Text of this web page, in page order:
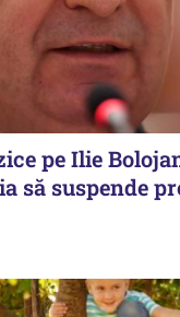
pe Ilie
să suspende